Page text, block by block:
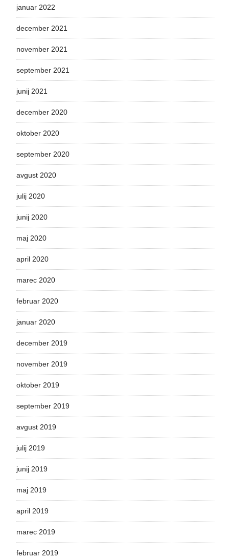
januar 2022
december 2021
november 2021
september 2021
junij 2021
december 2020
oktober 2020
september 2020
avgust 2020
julij 2020
junij 2020
maj 2020
april 2020
marec 2020
februar 2020
januar 2020
december 2019
november 2019
oktober 2019
september 2019
avgust 2019
julij 2019
junij 2019
maj 2019
april 2019
marec 2019
februar 2019